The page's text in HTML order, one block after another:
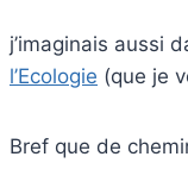
j’imaginais aussi
l’Ecologie (que je
Bref que de